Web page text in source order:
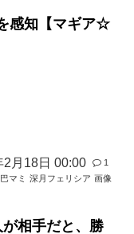
感知【マギア☆
月18日 00:00
1
巴マミ 深月フェリシア 画像
が相手だと、勝